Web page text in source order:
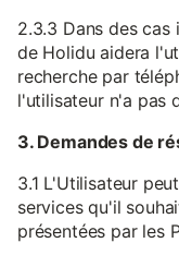
2.3.3 Dans des
de Holidu aidera
recherche par
l'utilisateur n'a pas
3. Demandes de
3.1 L'Utilisateur
services qu'il
présentées par les